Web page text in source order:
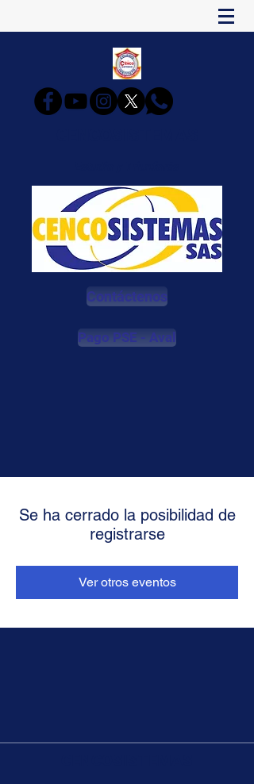
Contáctenos
Pago PSE - Aval
Se ha cerrado la posibilidad de
registrarse
Ver otros eventos